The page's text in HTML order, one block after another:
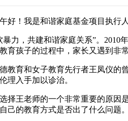
好！我是和谐家庭基金项目执行
力，共建和谐家庭关系”。
育孩子的过程中，家长又遇到非
教育和女子教育先行者王凤仪
理入手加以诊治。
择王老师的一个非常重要的原
己的教育方式是否出了什么问题